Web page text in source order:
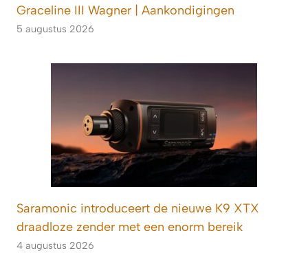
Graceline III Wagner | Aankondigingen
5 augustus 2026
Saramonic introduceert de nieuwe K9 XTX
draadloze zender met een enorm bereik
4 augustus 2026